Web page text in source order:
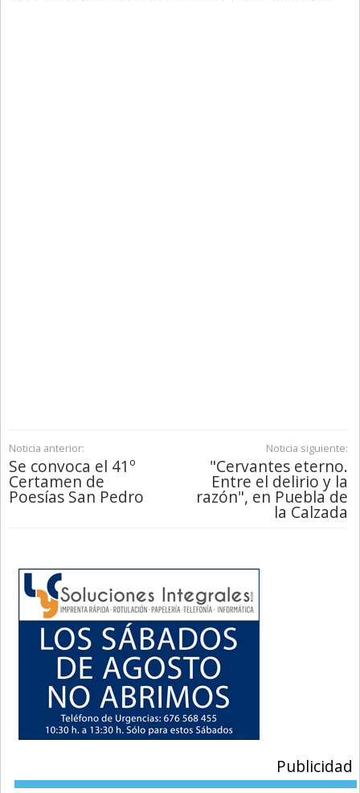
Noticia anterior:
Se convoca el 41º
Certamen de
Poesías San Pedro
Noticia siguiente:
"Cervantes eterno.
Entre el delirio y la
razón", en Puebla de
la Calzada
Publicidad